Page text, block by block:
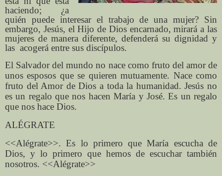
haciendo; ¿a
quién puede interesar el trabajo de una mujer? Sin
embargo, Jesús, el Hijo de Dios encarnado, mirará a las
mujeres de manera diferente, defenderá su dignidad y
las acogerá entre sus discípulos.
El Salvador del mundo no nace como fruto del amor de
unos esposos que se quieren mutuamente. Nace como
fruto del Amor de Dios a toda la humanidad. Jesús no
es un regalo que nos hacen María y José. Es un regalo
que nos hace Dios.
ALÉGRATE
<<Alégrate>>. Es lo primero que María escucha de
Dios, y lo primero que hemos de escuchar también
nosotros. <<Alégrate>>